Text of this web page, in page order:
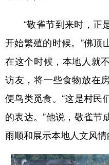
“敬雀节到来时，正
开始繁殖的时候。”佛顶
在这个时候，本地人就
访友，将一些食物放在
便鸟类觅食。“这是村民
的表达。”他说，敬雀节
雨顺和展示本地人文风情